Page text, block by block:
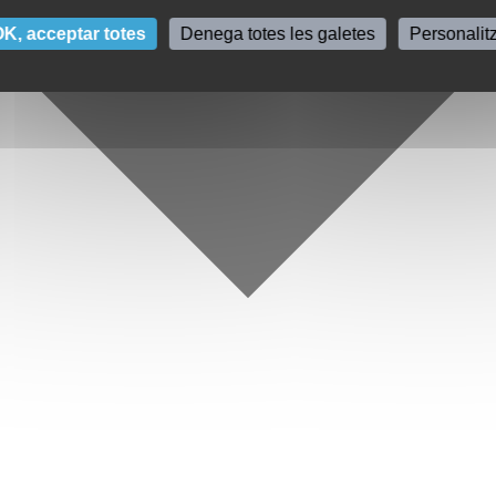
acceptar totes Denega totes les galetes